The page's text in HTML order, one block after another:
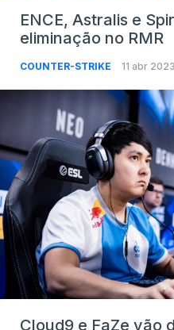
ENCE, Astralis e
eliminação no RMR
COUNTER-STRIKE 11 abr 2023
Cloud9 e FaZe vão